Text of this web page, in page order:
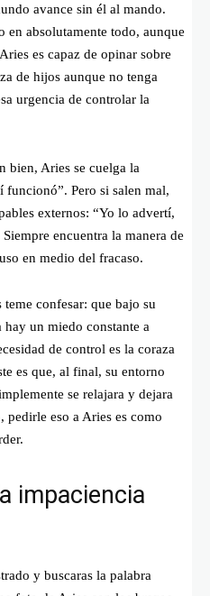
avance sin él al mando.
en absolutamente todo, aunque
es capaz de opinar sobre
de hijos aunque no tenga
urgencia de controlar la
bien, Aries se cuelga la
funcionó”. Pero si salen mal,
externos: “Yo lo advertí,
encuentra la manera de
en medio del fracaso.
confesar: que bajo su
un miedo constante a
de control es la coraza
es que, al final, su entorno
se relajara y dejara
eso a Aries es como
impaciencia
y buscaras la palabra